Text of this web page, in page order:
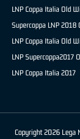
LNP Coppa Italia Old
Supercoppa LNP 2018
LNP Coppa Italia Old
LNP Supercoppa2017
LNP Coppa Italia 2017
Copyright 2026 Lega